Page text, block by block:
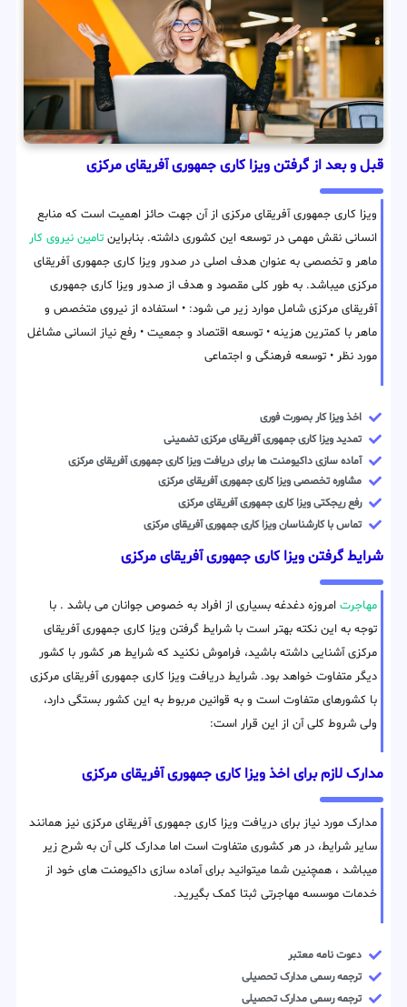
قبل و بعد از گرفتن ویزا کاری جمهوری آفریقای مرکزی
ویزا کاری جمهوری آفریقای مرکزی از آن جهت حائز اهمیت است که منابع
انسانی نقش مهمی در توسعه این کشوری داشته. بنابراین تامین نیروی کار
ماهر و تخصصی به عنوان هدف اصلی در صدور ویزا کاری جمهوری آفریقای
مرکزی میباشد. به طور کلی مقصود و هدف از صدور ویزا کاری جمهوری
آفریقای مرکزی شامل موارد زیر می شود: • استفاده از نیروی متخصص و
ماهر با کمترین هزینه • توسعه اقتصاد و جمعیت • رفع نیاز انسانی مشاغل
مورد نظر • توسعه فرهنگی و اجتماعی
اخذ ویزا کار بصورت فوری
تمدید ویزا کاری جمهوری آفریقای مرکزی تضمینی
آماده سازی داکیومنت ها برای دریافت ویزا کاری جمهوری آفریقای مرکزی
مشاوره تخصصی ویزا کاری جمهوری آفریقای مرکزی
رفع ریجکتی ویزا کاری جمهوری آفریقای مرکزی
تماس با کارشناسان ویزا کاری جمهوری آفریقای مرکزی
شرایط گرفتن ویزا کاری جمهوری آفریقای مرکزی
مهاجرت امروزه دغدغه بسیاری از افراد به خصوص جوانان می باشد . با
توجه به این نکته بهتر است با شرایط گرفتن ویزا کاری جمهوری آفریقای
مرکزی آشنایی داشته باشید، فراموش نکنید که شرایط هر کشور با کشور
دیگر متفاوت خواهد بود. شرایط دریافت ویزا کاری جمهوری آفریقای مرکزی
با کشورهای متفاوت است و به قوانین مربوط به این کشور بستگی دارد،
ولی شروط کلی آن از این قرار است:
مدارک لازم برای اخذ ویزا کاری جمهوری آفریقای مرکزی
مدارک مورد نیاز برای دریافت ویزا کاری جمهوری آفریقای مرکزی نیز همانند
سایر شرایط، در هر کشوری متفاوت است اما مدارک کلی آن به شرح زیر
میباشد ، همچنین شما میتوانید برای آماده سازی داکیومنت های خود از
خدمات موسسه مهاجرتی ثبتا کمک بگیرید.
دعوت نامه معتبر
ترجمه رسمی مدارک تحصیلی
ترجمه رسمی مدارک تحصیلی